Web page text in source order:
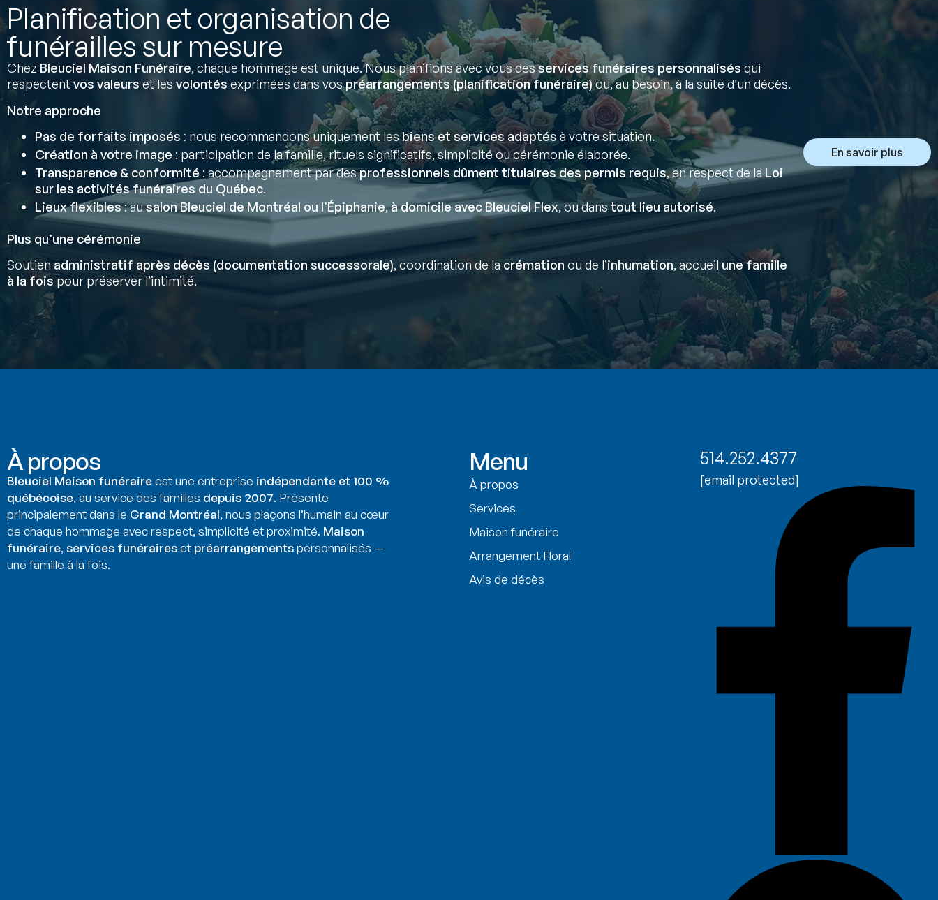
Planification et organisation de
funérailles sur mesure
Chez Bleuciel Maison Funéraire, chaque hommage est unique. Nous planifions avec vous desservices funéraires personnalisés qui
respectent vos valeurs et les volontés exprimées dans vospréarrangements (planification funéraire)ou, au besoin, à la suite d’un décès.
Notre approche
Pas de forfaits imposés : nous recommandons uniquement lesbiens et services adaptésà votre situation.
Création à votre image : participation de la famille, rituels significatifs, simplicité ou cérémonie élaborée.
Transparence & conformité : accompagnement par desprofessionnels dûment titulaires des permis requis, en respect de la Loi
sur les activités funéraires du Québec.
Lieux flexibles: ausalon Bleuciel de Montréal ou l’Épiphanie,à domicile avec Bleuciel Flex, ou dans tout lieu autorisé.
Plus qu’une cérémonie
Soutien administratif après décès (documentation successorale), coordination de la crémation ou de l’inhumation, accueil une famille
à la fois pour préserver l’intimité.
En savoir plus
À propos
Bleuciel Maison funéraireest une entreprise indépendante et 100 %
québécoise, au service des familles depuis 2007. Présente
principalement dans le Grand Montréal, nous plaçons l’humain au cœur
de chaque hommage avec respect, simplicité et proximité. Maison
funéraire, services funéraireset préarrangementspersonnalisés —
une famille à la fois.
Menu
À propos
Services
Maison funéraire
Arrangement Floral
Avis de décès
514.252.4377
[email protected]